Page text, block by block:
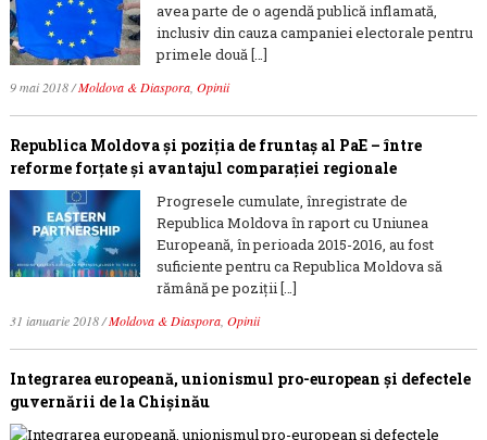
avea parte de o agendă publică inflamată,
inclusiv din cauza campaniei electorale pentru
primele două […]
9 mai 2018/Moldova & Diaspora, Opinii
Republica Moldova și poziția de fruntaș al PaE – între
reforme forțate și avantajul comparației regionale
Progresele cumulate, înregistrate de
Republica Moldova în raport cu Uniunea
Europeană, în perioada 2015-2016, au fost
suficiente pentru ca Republica Moldova să
rămână pe poziții […]
31 ianuarie 2018/Moldova & Diaspora, Opinii
Integrarea europeană, unionismul pro-european și defectele
guvernării de la Chișinău